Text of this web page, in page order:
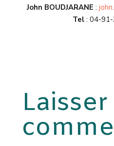
John BOUDJARANE :
Tel : 04-